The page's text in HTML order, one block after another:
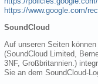
https://www.google.com/
SoundCloud
Auf unseren Seiten
(SoundCloud Limited,
3NF, Großbritannien.)
Sie an dem SoundCloud-